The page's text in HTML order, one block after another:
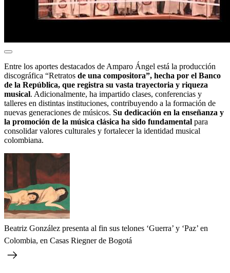
Entre los aportes destacados de Amparo Ángel está la producción
discográfica “Retratos de una compositora”, hecha por el Banco
de la República, que registra su vasta trayectoria y riqueza
musical. Adicionalmente, ha impartido clases, conferencias y
talleres en distintas instituciones, contribuyendo a la formación de
nuevas generaciones de músicos. Su dedicación en la enseñanza y
la promoción de la música clásica ha sido fundamental para
consolidar valores culturales y fortalecer la identidad musical
colombiana.​
Beatriz González presenta al fin sus telones ‘Guerra’ y ‘Paz’ en
Colombia, en Casas Riegner de Bogotá